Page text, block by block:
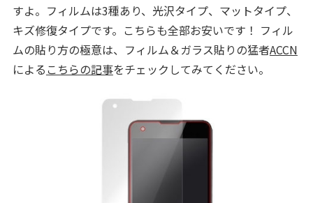
すよ。フィルムは3種あり、光沢タイプ、マットタイプ、
キズ修復タイプです。こちらも全部お安いです！ フィル
ムの貼り方の極意は、フィルム＆ガラス貼りの猛者ACCN
による こちらの記事をチェックしてみてください。